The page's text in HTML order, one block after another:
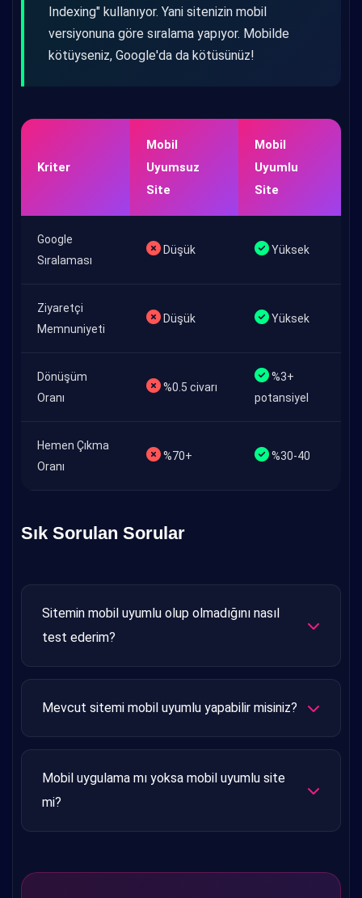
Indexing" kullanıyor. Yani sitenizin mobil
versiyonuna göre sıralama yapıyor. Mobilde
kötüyseniz, Google'da da kötüsünüz!
Kriter
Mobil
Uyumsuz
Site
Mobil
Uyumlu
Site
Google
Sıralaması
Düşük Yüksek
Ziyaretçi
Memnuniyeti
Düşük Yüksek
Dönüşüm
Oranı
%0.5 civarı
%3+
potansiyel
Hemen Çıkma
Oranı
%70+ %30-40
Sık Sorulan Sorular
Sitemin mobil uyumlu olup olmadığını nasıl
test ederim?
Google'ın ücretsiz "Mobile-Friendly Test" aracını
kullanabilirsiniz. Ayrıca telefonunuzdan sitenizi
analiz yapabiliriz.
Mevcut sitemi mobil uyumlu yapabilir misiniz?
Sitenizin altyapısına bağlı. Bazı siteler
güncellenerek responsive yapılabilir, bazıları ise
yeniden tasarım gerektirir. Ücretsiz analiz ile size
Mobil uygulama mı yoksa mobil uyumlu site
mi?